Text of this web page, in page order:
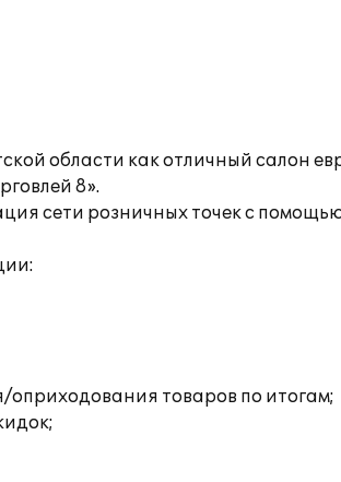
области как отличный салон
8».
сети розничных точек с
товаров по итогам;